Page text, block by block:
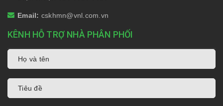
Email: cskhmn@vnl.com.vn
KÊNH HỖ TRỢ NHÀ PHÂN PHỐI